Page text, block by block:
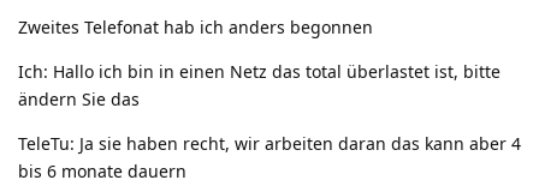
Zweites Telefonat hab ich anders begonnen
Ich: Hallo ich bin in einen Netz das total überlastet ist, bitte
ändern Sie das
TeleTu: Ja sie haben recht, wir arbeiten daran das kann aber 4
bis 6 monate dauern